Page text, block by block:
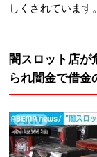
しくされています。
闇スロット店
られ闇金で借金